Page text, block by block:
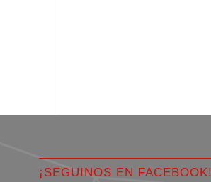
¡SEGUINOS EN FACEBOOK!